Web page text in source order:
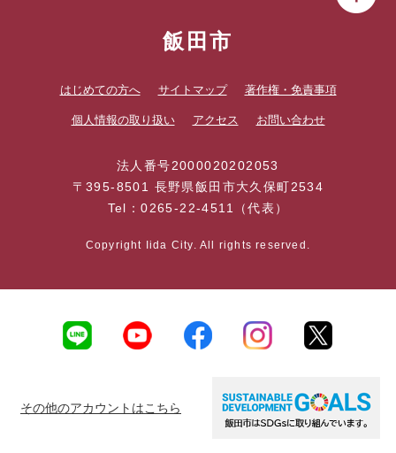
飯田市
はじめての方へ サイトマップ 著作権・免責事項
個人情報の取り扱い アクセス お問い合わせ
法人番号2000020202053
〒395-8501 長野県飯田市大久保町2534
Tel：0265-22-4511（代表）
Copyright Iida City. All rights reserved.
その他のアカウントはこちら